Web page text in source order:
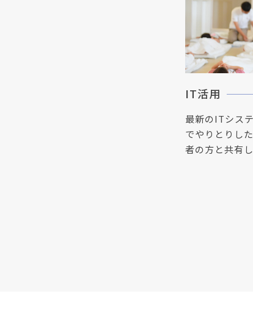
IT活用
最新のITシス
でやりとりし
者の方と共有し